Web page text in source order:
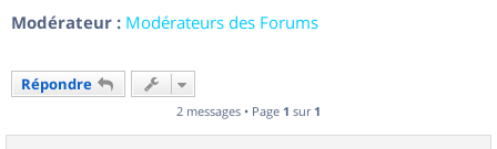
Modérateur : Modérateurs des Forums
Répondre
2 messages • Page 1 sur 1